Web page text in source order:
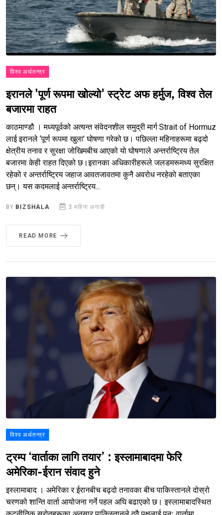
विश्व अर्थतन्त्र
इरानले 'पूर्ण रूपमा खोल्यो' स्ट्रेट अफ हर्मुज, विश्व तेल
बजारमा राहत
काठमाण्डौ । मध्यपूर्वको अत्यन्त संवेदनशील समुद्री मार्ग Strait of Hormuz
लाई इरानले ‘पूर्ण रूपमा खुला’ घोषणा गरेको छ। पछिल्ला महिनाहरूमा बढ्दो
क्षेत्रीय तनाव र सुरक्षा जोखिमबीच आएको यो घोषणाले अन्तर्राष्ट्रिय तेल
बजारमा केही राहत दिएको छ।इरानका अधिकारीहरूले जलडमरूमध्य सुरक्षित
रहेको र अन्तर्राष्ट्रिय जहाज आवतजावतमा कुनै अवरोध नरहेको बताएका
छन्। यस कदमलाई अन्तर्राष्ट्रिय...
BY BIZSHALA 3 महिना अगाडी
READ MORE
विश्व अर्थतन्त्र
ट्रम्प ‘वार्ताका लागि तयार’ : इस्लामाबादमा फेरि
अमेरिका-ईरान संवाद हुने
इस्लामाबाद । अमेरिका र ईरानबीच बढ्दो तनावका बीच पाकिस्तानले दोस्रो
चरणको शान्ति वार्ता आयोजना गर्ने पहल अघि बढाएको छ। इस्लामाबादस्थित